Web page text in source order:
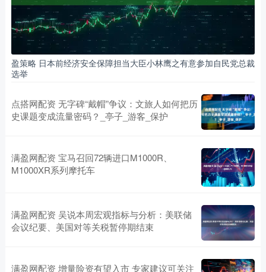
盈策略 日本前经济安全保障担当大臣小林鹰之有意参加自民党总裁
选举
点搭网配资 无字碑“戴帽”争议：文旅人如何把历
史课题变成流量密码？_亭子_游客_保护
满盈网配资 宝马召回72辆进口M1000R、
M1000XR系列摩托车
满盈网配资 吴说本周宏观指标与分析：美联储
会议纪要、美国对等关税暂停期结束
满盈网配资 增量险资有望入市 专家建议可关注